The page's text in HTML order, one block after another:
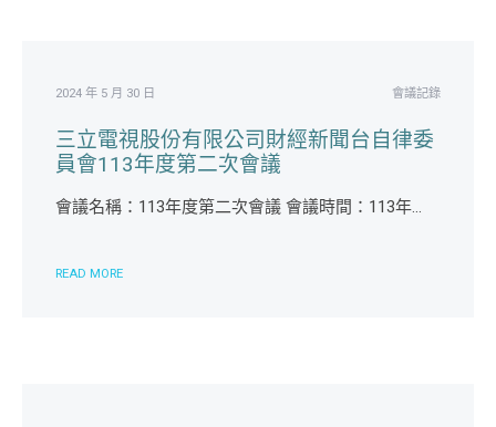
2024 年 5 月 30 日 會議記錄
三立電視股份有限公司財經新聞台自律委
員會113年度第二次會議
會議名稱：113年度第二次會議 會議時間：113年...
READ MORE